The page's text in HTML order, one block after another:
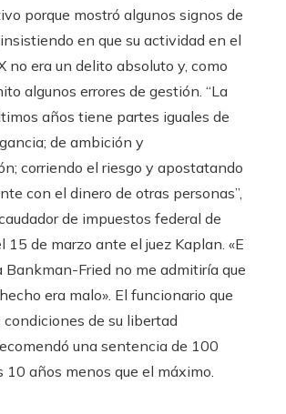
porque mostró algunos signos de
en que su actividad en el
no era un delito absoluto y, como
algunos errores de gestión. “La
años tiene partes iguales de
de ambición y
corriendo el riesgo y apostatando
con el dinero de otras personas”,
de impuestos federal de
de marzo ante el juez Kaplan. «E
Bankman-Fried no me admitiría que
era malo». El funcionario que
condiciones de su libertad
una sentencia de 100
10 años menos que el máximo.